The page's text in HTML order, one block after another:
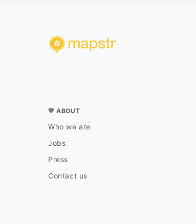
💛 ABOUT
Who we are
Jobs
Press
Contact us